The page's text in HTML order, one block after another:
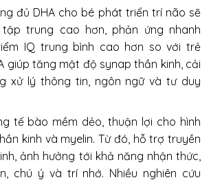
đủ DHA cho bé phát triển trí não sẽ
trung cao hơn, phản ứng nhanh
IQ trung bình cao hơn so với trẻ
giúp tăng mật độ synap thần kinh, cải
xử lý thông tin, ngôn ngữ và tư duy
tế bào mềm dẻo, thuận lợi cho hình
kinh và myelin. Từ đó, hỗ trợ truyền
ảnh hưởng tới khả năng nhận thức,
chú ý và trí nhớ. Nhiều nghiên cứu